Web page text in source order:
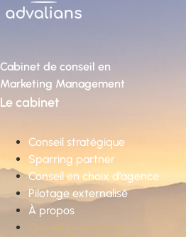
Cabinet de conseil en
Marketing Management
Le cabinet
Conseil stratégique
Sparring partner
Conseil en choix d’agence
Pilotage externalisé
À propos